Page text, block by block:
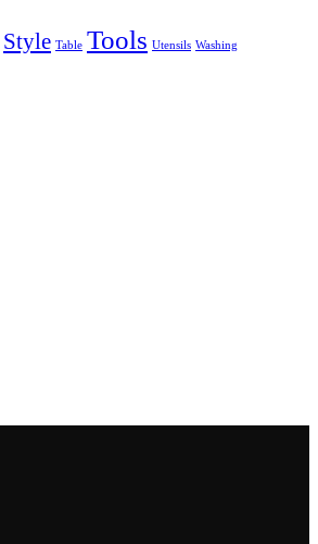
Style Table Tools Utensils Washing